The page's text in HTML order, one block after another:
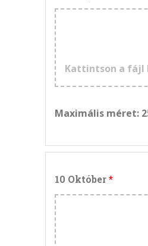
Kattintson a fájl
Maximális méret:
10 Október